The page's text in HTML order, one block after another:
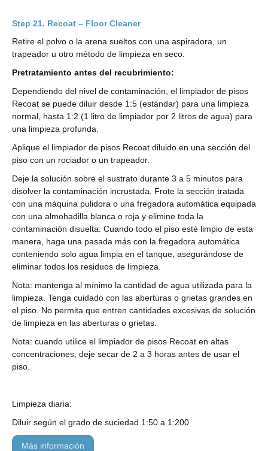
Recoat – Floor Cleaner
Retire el polvo o la arena sueltos con una aspiradora, un
trapeador u otro método de limpieza en seco.
Pretratamiento antes del recubrimiento:
Dependiendo del nivel de contaminación, el limpiador de pisos
Recoat se puede diluir desde 1:5 (estándar) para una limpieza
normal, hasta 1:2 (1 litro de limpiador por 2 litros de agua) para
una limpieza profunda.
Aplique el limpiador de pisos Recoat diluido en una sección del
piso con un rociador o un trapeador.
Deje la solución sobre el sustrato durante 3 a 5 minutos para
disolver la contaminación incrustada. Frote la sección tratada
con una máquina pulidora o una fregadora automática equipada
con una almohadilla blanca o roja y elimine toda la
contaminación disuelta. Cuando todo el piso esté limpio de esta
manera, haga una pasada más con la fregadora automática
conteniendo solo agua limpia en el tanque, asegurándose de
eliminar todos los residuos de limpieza.
Nota: mantenga al mínimo la cantidad de agua utilizada para la
limpieza. Tenga cuidado con las aberturas o grietas grandes en
el piso. No permita que entren cantidades excesivas de solución
de limpieza en las aberturas o grietas.
Nota: cuando utilice el limpiador de pisos Recoat en altas
concentraciones, deje secar de 2 a 3 horas antes de usar el
piso.
Limpieza diaria:
Diluir según el grado de suciedad 1:50 a 1:200
más información